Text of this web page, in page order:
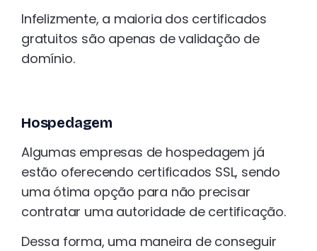
Infelizmente, a maioria dos certificados
gratuitos são apenas de validação de
domínio.
Hospedagem
Algumas empresas de hospedagem já
estão oferecendo certificados SSL, sendo
uma ótima opção para não precisar
contratar uma autoridade de certificação.
Dessa forma, uma maneira de conseguir